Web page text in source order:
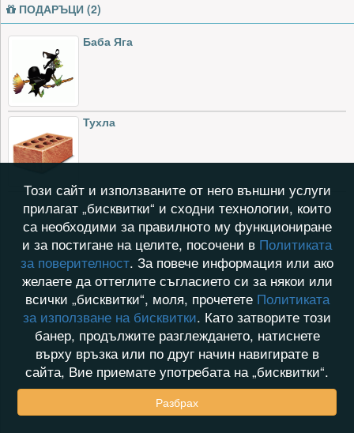
ПОДАРЪЦИ (2)
Баба Яга
Тухла
Този сайт и използваните от него външни услуги
прилагат „бисквитки“ и сходни технологии, които
са необходими за правилното му функциониране
и за постигане на целите, посочени в Политиката
за поверителност. За повече информация или ако
желаете да оттеглите съгласието си за някои или
всички „бисквитки“, моля, прочетете Политиката
за използване на бисквитки. Като затворите този
банер, продължите разглеждането, натиснете
върху връзка или по друг начин навигирате в
сайта, Вие приемате употребата на „бисквитки“.
Разбрах